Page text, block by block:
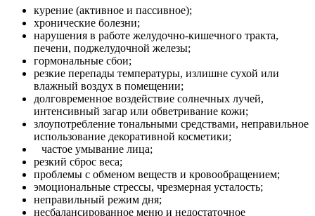
курение (активное и пассивное);
хронические болезни;
нарушения в работе желудочно-кишечного тракта,
печени, поджелудочной железы;
гормональные сбои;
резкие перепады температуры, излишне сухой или
влажный воздух в помещении;
долговременное воздействие солнечных лучей,
интенсивный загар или обветривание кожи;
злоупотребление тональными средствами, неправильное
использование декоративной косметики;
частое умывание лица;
резкий сброс веса;
проблемы с обменом веществ и кровообращением;
эмоциональные стрессы, чрезмерная усталость;
неправильный режим дня;
несбалансированное меню и недостаточное